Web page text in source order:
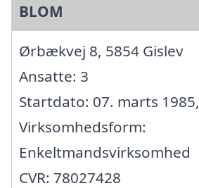
BLOM
Ørbækvej 8, 5854 Gislev
Ansatte: 3
Startdato: 07. marts 1985,
Virksomhedsform:
Enkeltmandsvirksomhed
CVR: 78027428